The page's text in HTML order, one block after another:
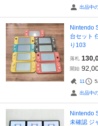
出品中
Nintendo
台セット
り103
落札
開始
11
出品中
Nintendo
未確認 ジ